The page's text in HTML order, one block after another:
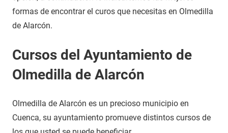
formas de encontrar el curos que necesitas en Olmedilla
de Alarcón.
Cursos del Ayuntamiento de
Olmedilla de Alarcón
Olmedilla de Alarcón es un precioso municipio en
Cuenca, su ayuntamiento promueve distintos cursos de